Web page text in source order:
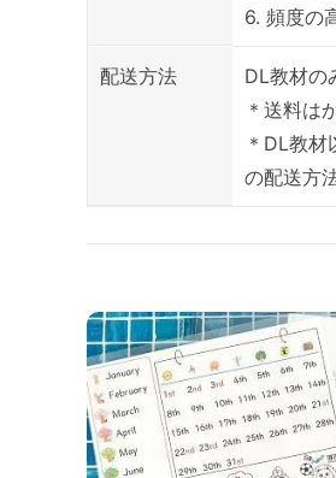
6. 頻度の
配送方法
DL教材の
＊送料は
＊DL教
の配送方